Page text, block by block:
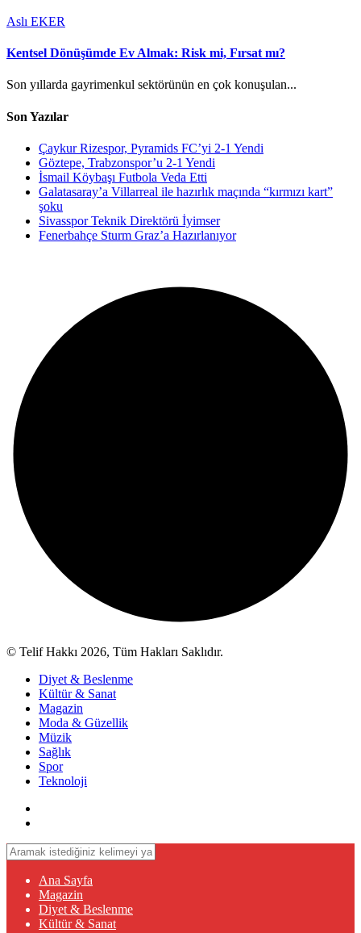
Aslı EKER
Kentsel Dönüşümde Ev Almak: Risk mi, Fırsat mı?
Son yıllarda gayrimenkul sektörünün en çok konuşulan...
Son Yazılar
Çaykur Rizespor, Pyramids FC’yi 2-1 Yendi
Göztepe, Trabzonspor’u 2-1 Yendi
İsmail Köybaşı Futbola Veda Etti
Galatasaray’a Villarreal ile hazırlık maçında “kırmızı kart”
şoku
Sivasspor Teknik Direktörü İyimser
Fenerbahçe Sturm Graz’a Hazırlanıyor
© Telif Hakkı 2026, Tüm Hakları Saklıdır.
Diyet & Beslenme
Kültür & Sanat
Magazin
Moda & Güzellik
Müzik
Sağlık
Spor
Teknoloji
Ana Sayfa
Magazin
Diyet & Beslenme
Kültür & Sanat